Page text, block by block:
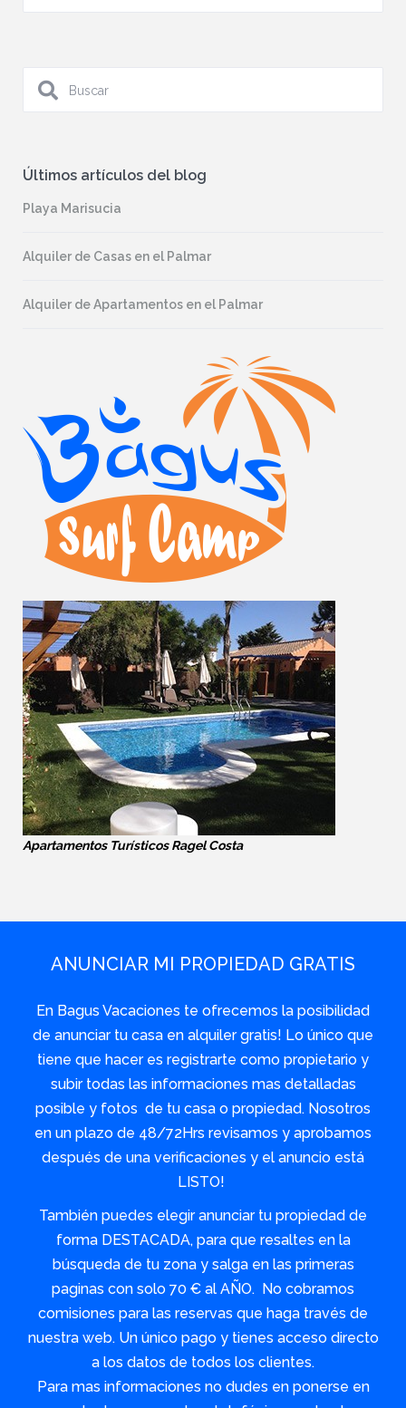
Últimos artículos del blog
Playa Marisucia
Alquiler de Casas en el Palmar
Alquiler de Apartamentos en el Palmar
Apartamentos Turísticos Ragel Costa
ANUNCIAR MI PROPIEDAD GRATIS
En Bagus Vacaciones te ofrecemos la posibilidad
de anunciar tu casa en alquiler gratis! Lo único que
tiene que hacer es registrarte como propietario y
subir todas las informaciones mas detalladas
posible y fotos de tu casa o propiedad. Nosotros
en un plazo de 48/72Hrs revisamos y aprobamos
después de una verificaciones y el anuncio está
LISTO!
También puedes elegir anunciar tu propiedad de
forma DESTACADA, para que resaltes en la
búsqueda de tu zona y salga en las primeras
paginas con solo 70 € al AÑO. No cobramos
comisiones para las reservas que haga través de
nuestra web. Un único pago y tienes acceso directo
a los datos de todos los clientes.
Para mas informaciones no dudes en ponerse en